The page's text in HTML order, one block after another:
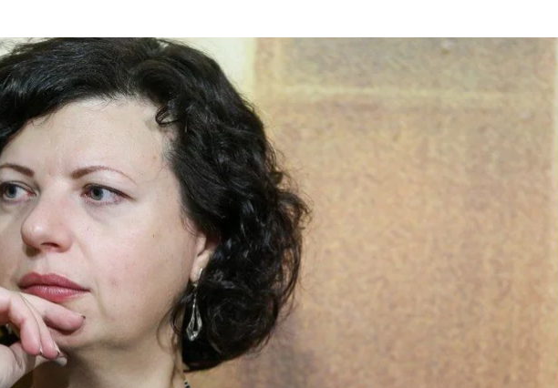
під час пресконференції з нагоди відкриття першого Фестивалю молодих українських
арсеналі» в Києві, 28 вересня 2017 року
Ратинський / УНІАН
виконувачкою обов’язків директора «Мистецького
цю посаду. Очільника установи на конкурсі 6 липня обрати не
.
«Мистецького арсеналу» до проведення повторного конкурсу на
приймають протягом 30 днів, після чого протягом двох місяців
що на роботу «Мистецького арсеналу» її призначення ніяк не
фотографії останніх 30 років під назвою «Чутливість».